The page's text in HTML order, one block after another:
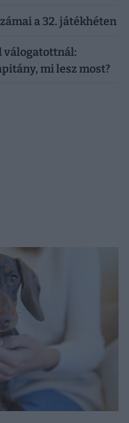
a 32. játékhéten
válogatottnál:
mi lesz most?